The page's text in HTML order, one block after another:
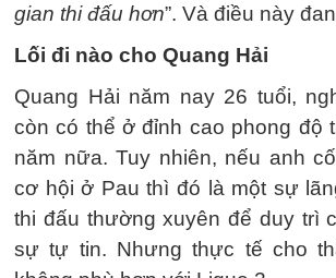
gian thi đấu hơn”. Và điều này
Lối đi nào cho Quang Hải
Quang Hải năm nay 26 tuổi,
còn có thể ở đỉnh cao phong độ
năm nữa. Tuy nhiên, nếu anh
cơ hội ở Pau thì đó là một sự
thi đấu thường xuyên để duy trì
sự tự tin. Nhưng thực tế cho